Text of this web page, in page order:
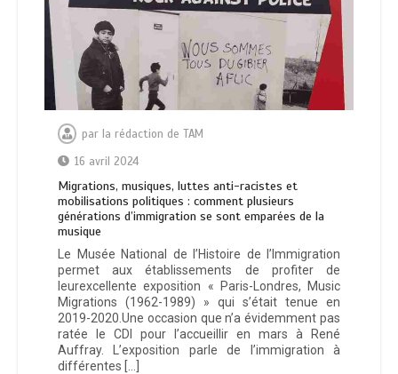
par la rédaction de TAM
16 avril 2024
Migrations, musiques, luttes anti-racistes et
mobilisations politiques : comment plusieurs
générations d’immigration se sont emparées de la
musique
Le Musée National de l’Histoire de l’Immigration
permet aux établissements de profiter de
leurexcellente exposition « Paris-Londres, Music
Migrations (1962-1989) » qui s’était tenue en
2019-2020.Une occasion que n’a évidemment pas
ratée le CDI pour l’accueillir en mars à René
Auffray. L’exposition parle de l’immigration à
différentes […]